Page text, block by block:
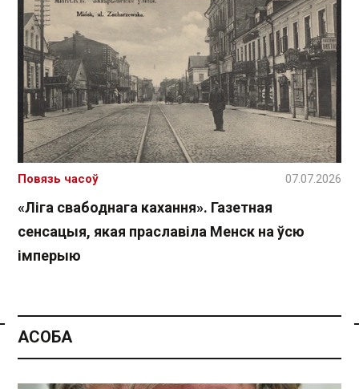
Спасылка без VPN
«Ліга свабоднага кахання». Газетная
сенсацыя, якая праславіла Менск на ўсю
імперыю
Повязь часоў 07.07.2026
АСОБА